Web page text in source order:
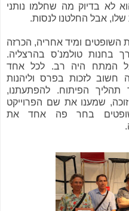
לא בדיוק מה שחלמו נותני
אבל החלטנו לנסות.
צוות השופטים ומיד אחריה, הכרזה
בחנות טולמנ'ס בהרצליה.
המתח היה רב. לכל אחד
חשוב לזכות בפרס וליהנות
תהליך הפיתוח. להפתעתנו,
שמענו את שם הפרוייקט
בחר פה אחד את